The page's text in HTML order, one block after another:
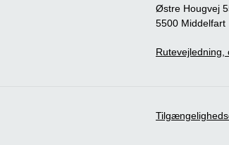
Østre Hougvej
5500 Middelfart
Rutevejledning,